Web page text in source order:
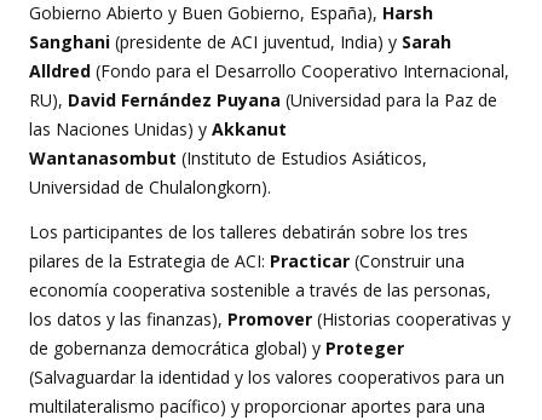
Gobierno Abierto y Buen Gobierno, España), Harsh
Sanghani (presidente de ACI juventud, India) y Sarah
Alldred (Fondo para el Desarrollo Cooperativo Internacional,
RU), David Fernández Puyana (Universidad para la Paz de
las Naciones Unidas) y Akkanut
Wantanasombut (Instituto de Estudios Asiáticos,
Universidad de Chulalongkorn).
Los participantes de los talleres debatirán sobre los tres
pilares de la Estrategia de ACI: Practicar (Construir una
economía cooperativa sostenible a través de las personas,
los datos y las finanzas), Promover (Historias cooperativas y
de gobernanza democrática global) y Proteger
(Salvaguardar la identidad y los valores cooperativos para un
multilateralismo pacífico) y proporcionar aportes para una